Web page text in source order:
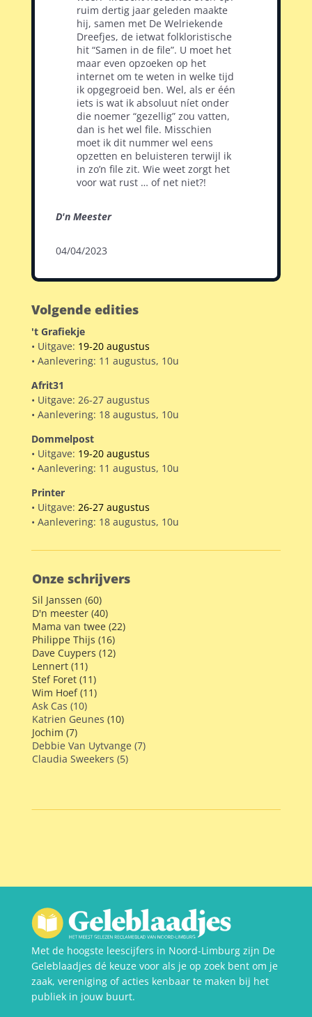
ruim dertig jaar geleden maakte
hij, samen met De Welriekende
Dreefjes, de ietwat folkloristische
hit “Samen in de file”. U moet het
maar even opzoeken op het
internet om te weten in welke tijd
ik opgegroeid ben. Wel, als er één
iets is wat ik absoluut níet onder
die noemer “gezellig” zou vatten,
dan is het wel file. Misschien
moet ik dit nummer wel eens
opzetten en beluisteren terwijl ik
in zo’n file zit. Wie weet zorgt het
voor wat rust … of net niet?!
D'n Meester
04/04/2023
Volgende edities
't Grafiekje
• Uitgave: 19-20 augustus
• Aanlevering: 11 augustus, 10u
Afrit31
• Uitgave: 26-27 augustus
• Aanlevering: 18 augustus, 10u
Dommelpost
• Uitgave: 19-20 augustus
• Aanlevering: 11 augustus, 10u
Printer
• Uitgave: 26-27 augustus
• Aanlevering: 18 augustus, 10u
Onze schrijvers
Sil Janssen (60)
D'n meester (40)
Mama van twee (22)
Philippe Thijs (16)
Dave Cuypers (12)
Lennert (11)
Stef Foret (11)
Wim Hoef (11)
Ask Cas (10)
Katrien Geunes (10)
Jochim (7)
Debbie Van Uytvange (7)
Claudia Sweekers (5)
Met de hoogste leescijfers in Noord-Limburg zijn De
Geleblaadjes dé keuze voor als je op zoek bent om je
zaak, vereniging of acties kenbaar te maken bij het
publiek in jouw buurt.